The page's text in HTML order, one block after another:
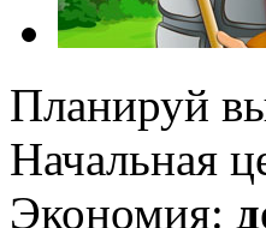
Планируй
Начальная
Экономия: